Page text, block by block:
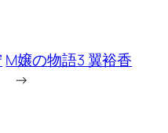
M嬢の物語3 翼裕香
→